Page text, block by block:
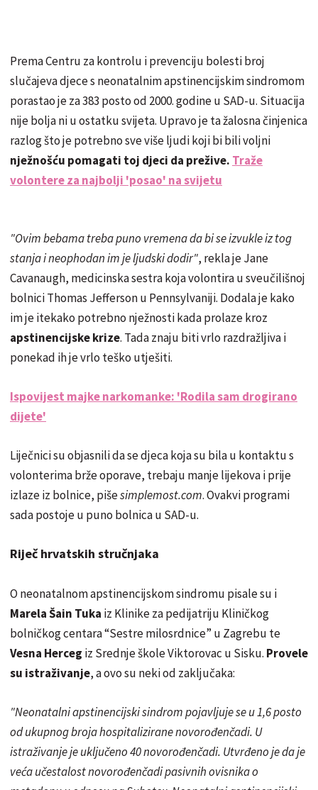
Prema Centru za kontrolu i prevenciju bolesti broj
slučajeva djece s neonatalnim apstinencijskim sindromom
porastao je za 383 posto od 2000. godine u SAD-u. Situacija
nije bolja ni u ostatku svijeta. Upravo je ta žalosna činjenica
razlog što je potrebno sve više ljudi koji bi bili voljni
nježnošću pomagati toj djeci da prežive. Traže
volontere za najbolji 'posao' na svijetu
"Ovim bebama treba puno vremena da bi se izvukle iz tog
stanja i neophodan im je ljudski dodir", rekla je Jane
Cavanaugh, medicinska sestra koja volontira u sveučilišnoj
bolnici Thomas Jefferson u Pennsylvaniji. Dodala je kako
im je itekako potrebno nježnosti kada prolaze kroz
apstinencijske krize. Tada znaju biti vrlo razdražljiva i
ponekad ih je vrlo teško utješiti.
Ispovijest majke narkomanke: 'Rodila sam drogirano
dijete'
Liječnici su objasnili da se djeca koja su bila u kontaktu s
volonterima brže oporave, trebaju manje lijekova i prije
izlaze iz bolnice, pišesimplemost.com. Ovakvi programi
sada postoje u puno bolnica u SAD-u.
Riječ hrvatskih stručnjaka
O neonatalnom apstinencijskom sindromu pisale su i
Marela Šain Tuka iz Klinike za pedijatriju Kliničkog
bolničkog centara “Sestre milosrdnice” u Zagrebu te
Vesna Herceg iz Srednje škole Viktorovac u Sisku. Provele
su istraživanje, a ovo su neki od zaključaka:
"Neonatalni apstinencijski sindrom pojavljuje se u 1,6 posto
od ukupnog broja hospitalizirane novorođenčadi. U
istraživanje je uključeno 40 novorođenčadi. Utvrđeno je da je
veća učestalost novorođenčadi pasivnih ovisnika o